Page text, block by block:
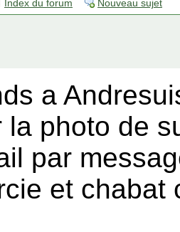
Index du forum Nouveau sujet
a
la photo de
par
et chabat